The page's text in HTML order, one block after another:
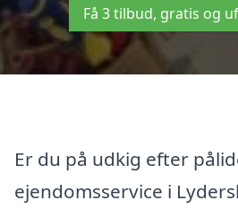
Få 3 tilbud, gratis og
Er du på udkig efter
ejendomsservice i